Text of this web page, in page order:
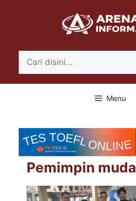
Menu
Pemimpin muda